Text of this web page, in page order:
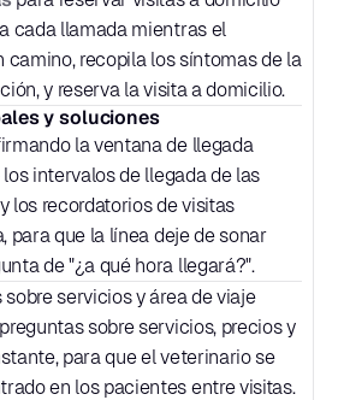
cada llamada mientras el
camino, recopila los síntomas de la
y reserva la visita a domicilio.
y soluciones
la ventana de llegada
intervalos de llegada de las
los recordatorios de visitas
para que la línea deje de sonar
de "¿a qué hora llegará?".
sobre servicios y área de viaje
sobre servicios, precios y
para que el veterinario se
en los pacientes entre visitas.